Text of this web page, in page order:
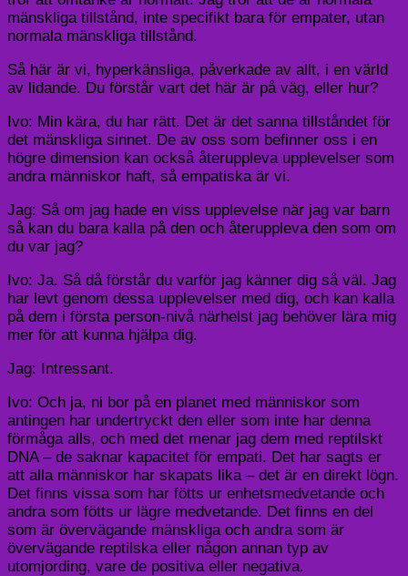
mänskliga tillstånd, inte specifikt bara för empater, utan
normala mänskliga tillstånd.
Så här är vi, hyperkänsliga, påverkade av allt, i en värld
av lidande. Du förstår vart det här är på väg, eller hur?
Ivo: Min kära, du har rätt. Det är det sanna tillståndet för
det mänskliga sinnet. De av oss som befinner oss i en
högre dimension kan också återuppleva upplevelser som
andra människor haft, så empatiska är vi.
Jag: Så om jag hade en viss upplevelse när jag var barn
så kan du bara kalla på den och återuppleva den som om
du var jag?
Ivo: Ja. Så då förstår du varför jag känner dig så väl. Jag
har levt genom dessa upplevelser med dig, och kan kalla
på dem i första person-nivå närhelst jag behöver lära mig
mer för att kunna hjälpa dig.
Jag: Intressant.
Ivo: Och ja, ni bor på en planet med människor som
antingen har undertryckt den eller som inte har denna
förmåga alls, och med det menar jag dem med reptilskt
DNA – de saknar kapacitet för empati. Det har sagts er
att alla människor har skapats lika – det är en direkt lögn.
Det finns vissa som har fötts ur enhetsmedvetande och
andra som fötts ur lägre medvetande. Det finns en del
som är övervägande mänskliga och andra som är
övervägande reptilska eller någon annan typ av
utomjording, vare de positiva eller negativa.